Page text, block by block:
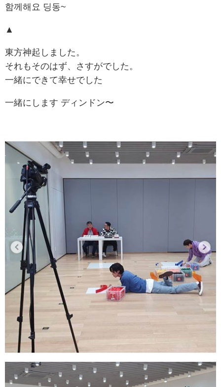
함께해요 딩동~
▲
東方神起しました。
それもそのはず、さすがでした。
一緒にできて幸せでした
一緒にします ディンドン〜